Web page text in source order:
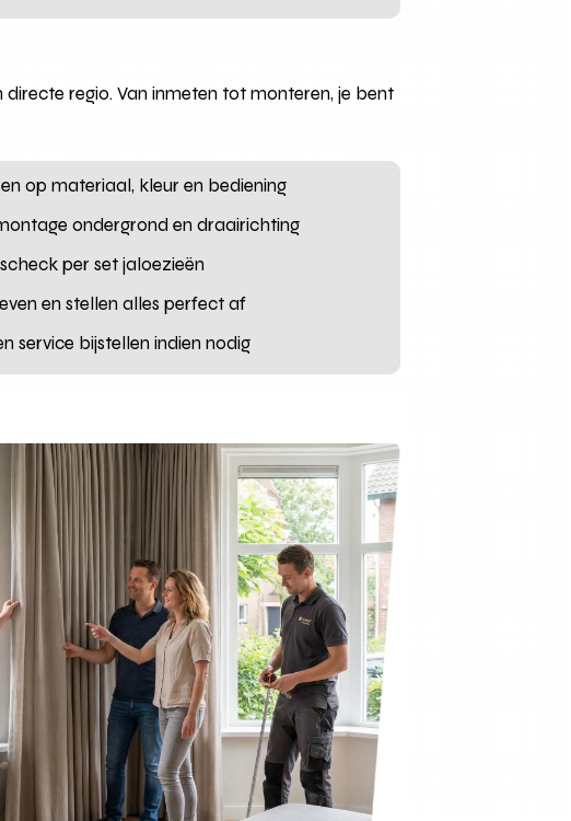
regio. Van inmeten tot monteren, je bent
op materiaal, kleur en bediening
ondergrond en draairichting
per set jaloezieën
en stellen alles perfect af
service bijstellen indien nodig